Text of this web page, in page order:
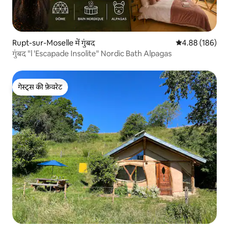
Rupt-sur-Moselle में गुंबद औसत रेटिंग 5 में से
4.88 (186)
गुंबद "l 'Escapade Insolite" Nordic Bath Alpagas
गेस्ट्स की फ़ेवरेट
गेस्ट्स की फ़ेवरेट